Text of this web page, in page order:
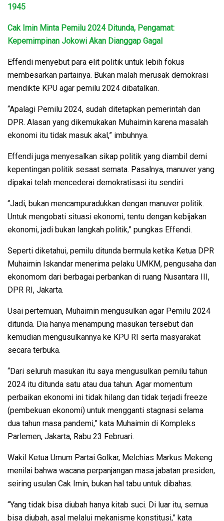
1945
Cak Imin Minta Pemilu 2024 Ditunda, Pengamat:
Kepemimpinan Jokowi Akan Dianggap Gagal
Effendi menyebut para elit politik untuk lebih fokus
membesarkan partainya. Bukan malah merusak demokrasi
mendikte KPU agar pemilu 2024 dibatalkan.
“Apalagi Pemilu 2024, sudah ditetapkan pemerintah dan
DPR. Alasan yang dikemukakan Muhaimin karena masalah
ekonomi itu tidak masuk akal,” imbuhnya.
Effendi juga menyesalkan sikap politik yang diambil demi
kepentingan politik sesaat semata. Pasalnya, manuver yang
dipakai telah mencederai demokratisasi itu sendiri.
“Jadi, bukan mencampuradukkan dengan manuver politik.
Untuk mengobati situasi ekonomi, tentu dengan kebijakan
ekonomi, jadi bukan langkah politik,” pungkas Effendi.
Seperti diketahui, pemilu ditunda bermula ketika Ketua DPR
Muhaimin Iskandar menerima pelaku UMKM, pengusaha dan
ekonomom dari berbagai perbankan di ruang Nusantara III,
DPR RI, Jakarta.
Usai pertemuan, Muhaimin mengusulkan agar Pemilu 2024
ditunda. Dia hanya menampung masukan tersebut dan
kemudian mengusulkannya ke KPU RI serta masyarakat
secara terbuka.
“Dari seluruh masukan itu saya mengusulkan pemilu tahun
2024 itu ditunda satu atau dua tahun. Agar momentum
perbaikan ekonomi ini tidak hilang dan tidak terjadi freeze
(pembekuan ekonomi) untuk mengganti stagnasi selama
dua tahun masa pandemi,” kata Muhaimin di Kompleks
Parlemen, Jakarta, Rabu 23 Februari.
Wakil Ketua Umum Partai Golkar, Melchias Markus Mekeng
menilai bahwa wacana perpanjangan masa jabatan presiden,
seiring usulan Cak Imin, bukan hal tabu untuk dibahas.
“Yang tidak bisa diubah hanya kitab suci. Di luar itu, semua
bisa diubah, asal melalui mekanisme konstitusi,” kata